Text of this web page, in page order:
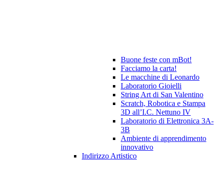
Buone feste con mBot!
Facciamo la carta!
Le macchine di Leonardo
Laboratorio Gioielli
String Art di San Valentino
Scratch, Robotica e Stampa
3D all’I.C. Nettuno IV
Laboratorio di Elettronica 3A-
3B
Ambiente di apprendimento
innovativo
Indirizzo Artistico